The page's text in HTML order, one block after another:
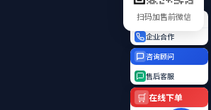
400热线
企业合作
咨询顾问
售后客服
🛒 在线下单
扫码加售前微信